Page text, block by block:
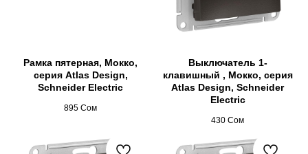
Рамка пятерная, Мокко,
серия Atlas Design,
Schneider Electric
895 Сом
Выключатель 1-
клавишный , Мокко, серия
Atlas Design, Schneider
Electric
430 Сом